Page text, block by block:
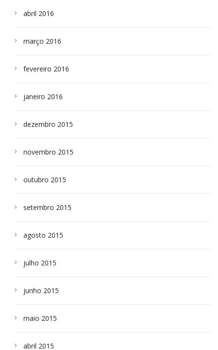
abril 2016
março 2016
fevereiro 2016
janeiro 2016
dezembro 2015
novembro 2015
outubro 2015
setembro 2015
agosto 2015
julho 2015
junho 2015
maio 2015
abril 2015